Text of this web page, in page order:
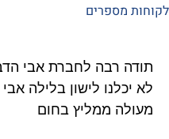
לחברת אבי הדברות על
לישון בלילה אבי הגיע
ממליץ בחום